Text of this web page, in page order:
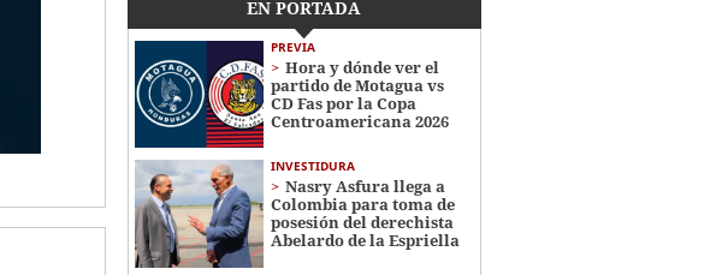
EN PORTADA
PREVIA
Hora y dónde ver el
partido de Motagua vs
CD Fas por la Copa
Centroamericana 2026
INVESTIDURA
Nasry Asfura llega a
Colombia para toma de
posesión del derechista
Abelardo de la Espriella